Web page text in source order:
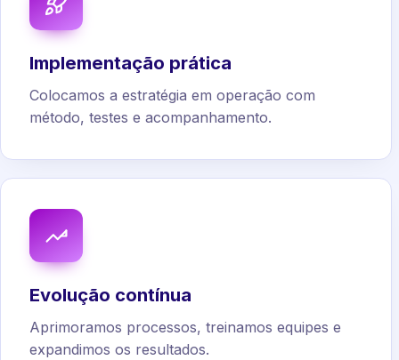
Implementação prática
Colocamos a estratégia em operação com
método, testes e acompanhamento.
Evolução contínua
Aprimoramos processos, treinamos equipes e
expandimos os resultados.